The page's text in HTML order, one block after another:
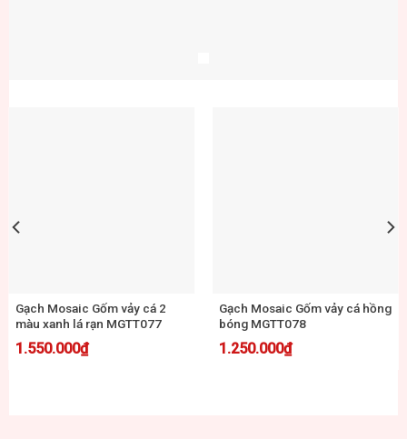
Gạch Mosaic Gốm vảy cá 3
màu trắng nâu MGTT079
1.250.000₫
Gạch Mosaic Gốm vảy cá 2
màu xanh nâu rạn MGTT080
1.550.000₫